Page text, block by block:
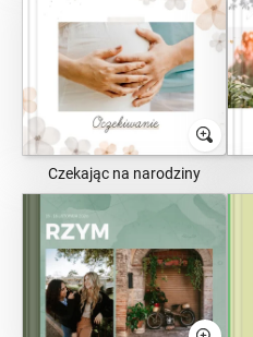
Czekając na narodziny